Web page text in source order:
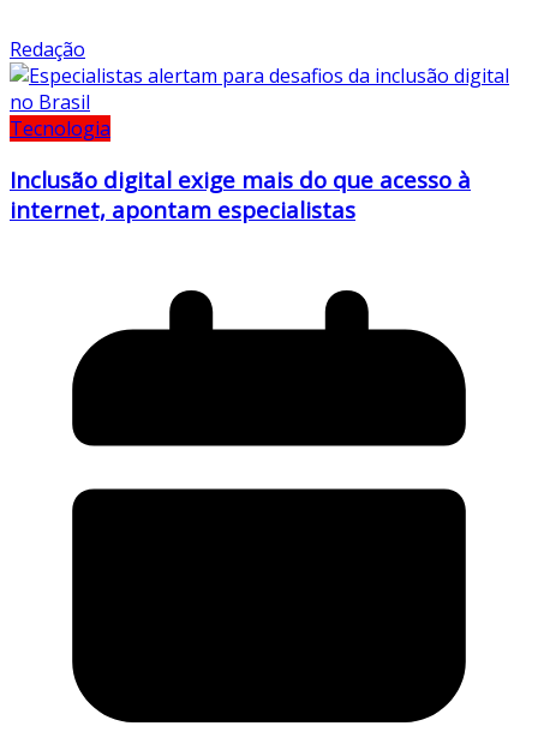
Redação
Tecnologia
Inclusão digital exige mais do que acesso à
internet, apontam especialistas